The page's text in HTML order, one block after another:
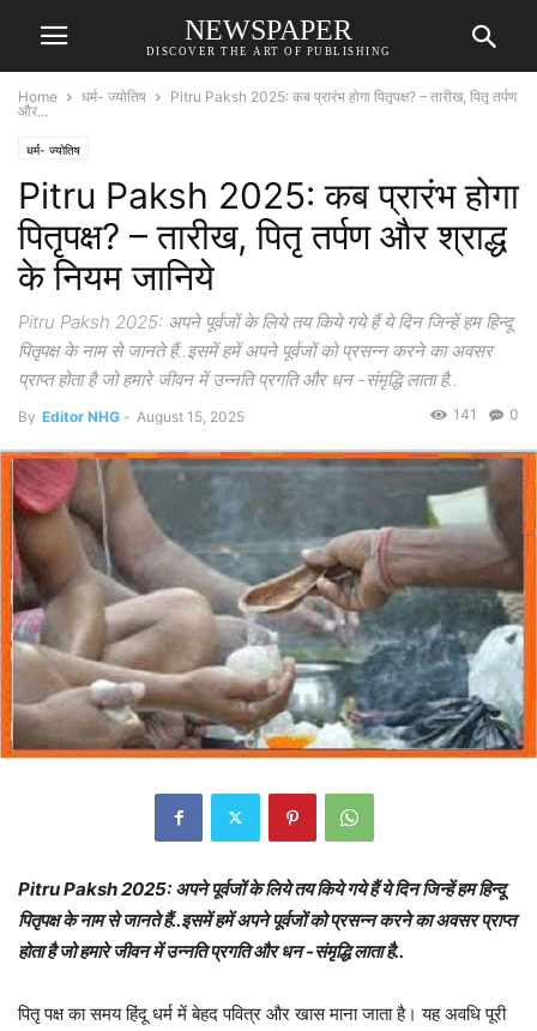
NEWSPAPER
DISCOVER THE ART OF PUBLISHING
Home धर्म- ज्योतिष
Pitru Paksh 2025: कब प्रारंभ होगा पितृपक्ष? – तारीख, पितृ तर्पण
और...
धर्म- ज्योतिष
Pitru Paksh 2025: कब प्रारंभ होगा
पितृपक्ष? – तारीख, पितृ तर्पण और श्राद्ध
के नियम जानिये
Pitru Paksh 2025: अपने पूर्वजों के लिये तय किये गये हैं ये दिन जिन्हें हम हिन्दू
पितृपक्ष के नाम से जानते हैं..इसमें हमें अपने पूर्वजों को प्रसन्न करने का अवसर
प्राप्त होता है जो हमारे जीवन में उन्नति प्रगति और धन -संमृद्धि लाता है..
By Editor NHG - August 15, 2025 0
141
Pitru Paksh 2025: अपने पूर्वजों के लिये तय किये गये हैं ये दिन जिन्हें हम हिन्दू
पितृपक्ष के नाम से जानते हैं..इसमें हमें अपने पूर्वजों को प्रसन्न करने का अवसर प्राप्त
होता है जो हमारे जीवन में उन्नति प्रगति और धन -संमृद्धि लाता है..
पितृ पक्ष का समय हिंदू धर्म में बेहद पवित्र और खास माना जाता है। यह अवधि पूरी